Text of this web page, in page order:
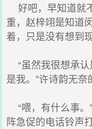
好吧，早知道就
重，赵梓翊是知道
着，只是没有想到
“虽然我很想承
是我。”许诗韵无奈
“喂，有什么事。
阵急促的电话铃声